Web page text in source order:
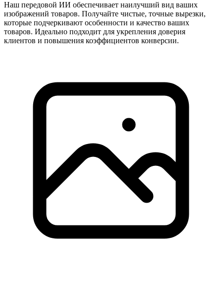
Наш передовой ИИ обеспечивает наилучший вид ваших
изображений товаров. Получайте чистые, точные вырезки,
которые подчеркивают особенности и качество ваших
товаров. Идеально подходит для укрепления доверия
клиентов и повышения коэффициентов конверсии.